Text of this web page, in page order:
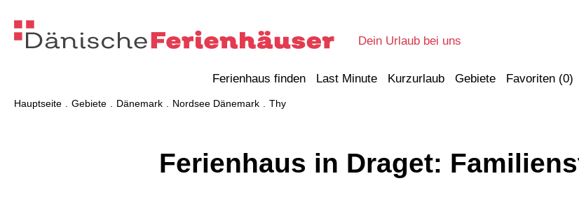
Dein Urlaub bei uns
Ferienhaus finden Last Minute Kurzurlaub Gebiete Favoriten (0)
Hauptseite Gebiete Dänemark Nordsee Dänemark Thy
Ferienhaus in Draget: